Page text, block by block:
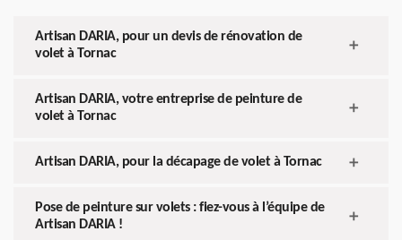
Artisan DARIA, pour un devis de rénovation de
volet à Tornac
Artisan DARIA, votre entreprise de peinture de
volet à Tornac
Artisan DARIA, pour la décapage de volet à Tornac
Pose de peinture sur volets : fiez-vous à l’équipe de
Artisan DARIA !